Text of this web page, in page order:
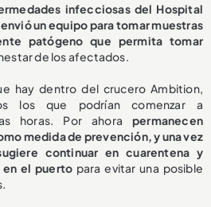
infecciosas del Hospital
un equipo para tomar muestras
patógeno que permita tomar
de los afectados.
hay dentro del crucero Ambition,
los que podrían comenzar a
horas. Por ahora permanecen
medida de prevención, y una vez
continuar en cuarentena y
el puerto para evitar una posible